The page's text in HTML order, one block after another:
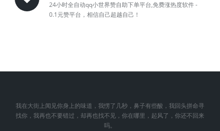
24小时全自动qq小世界赞自助下单平台,免费涨热度软件 -
0.1元赞平台，相信自己超越自己！
我在大街上闻见你身上的味道，我愣了几秒，鼻子有些酸，我回头拼命寻
找你，我再也不要错过，却再也找不见，你在哪里，起风了，你还不回来
吗。